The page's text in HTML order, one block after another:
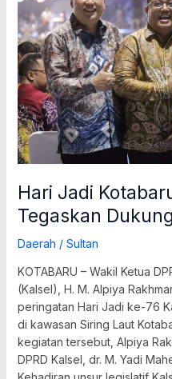
Hari Jadi
Tegaskan
Daerah / Sultan
KOTABARU – Wakil Ketua
(Kalsel), H. M. Alpiya
peringatan Hari Jadi ke-76
di kawasan Siring Laut
kegiatan tersebut, Alpiya
DPRD Kalsel, dr. M. Yadi
DPRD
Kalsel
Tegaskan
Dukungan
Pembangunan